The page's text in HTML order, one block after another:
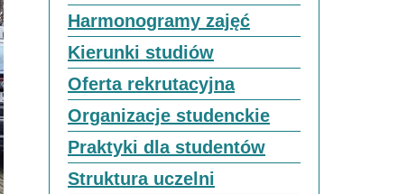
Harmonogramy zajęć
Kierunki studiów
Oferta rekrutacyjna
Organizacje studenckie
Praktyki dla studentów
Struktura uczelni